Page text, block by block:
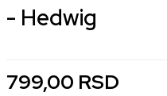
- Hedwig
799,00 RSD